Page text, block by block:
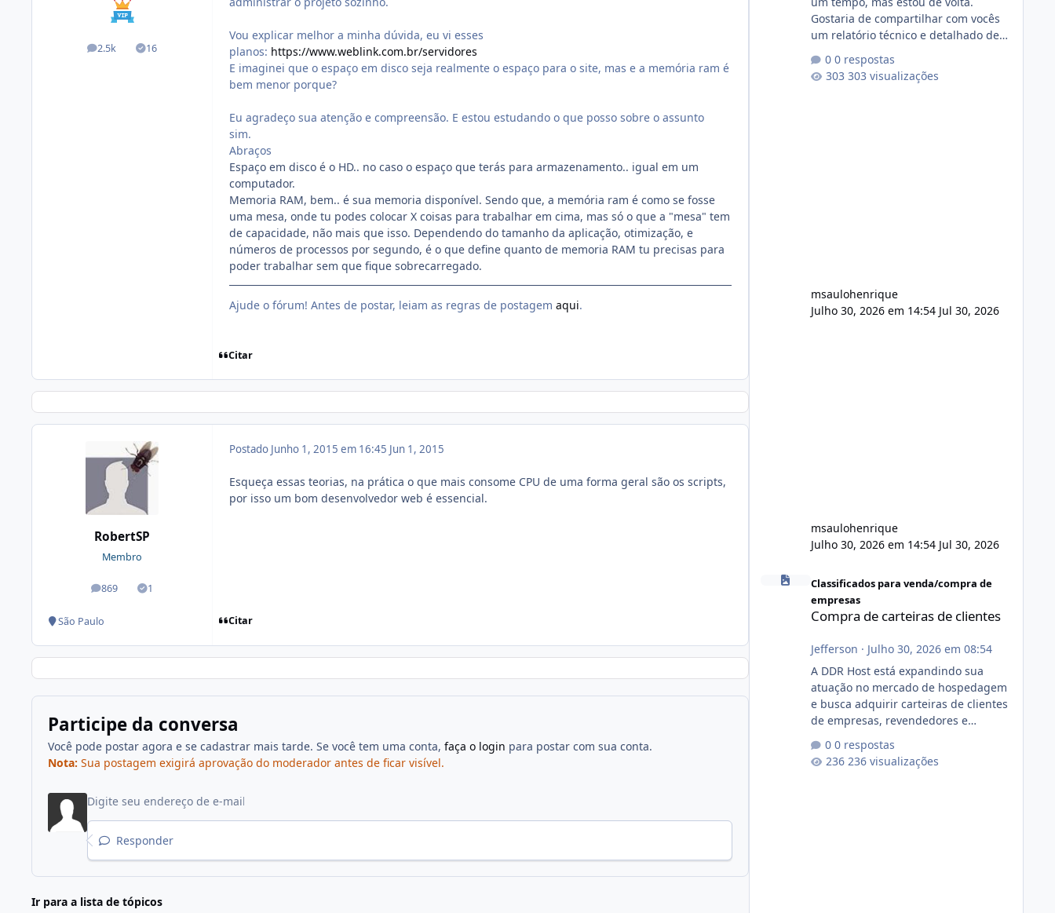
2.5k
posts 16
Soluções
Vou explicar melhor a minha dúvida, eu vi esses
planos: https://www.weblink.com.br/servidores
E imaginei que o espaço em disco seja realmente o espaço para o site, mas e a memória ram é
bem menor porque?
Eu agradeço sua atenção e compreensão. E estou estudando o que posso sobre o assunto
sim.
Abraços
Espaço em disco é o HD.. no caso o espaço que terás para armazenamento.. igual em um
computador.
Memoria RAM, bem.. é sua memoria disponível. Sendo que, a memória ram é como se fosse
uma mesa, onde tu podes colocar X coisas para trabalhar em cima, mas só o que a "mesa" tem
de capacidade, não mais que isso. Dependendo do tamanho da aplicação, otimização, e
números de processos por segundo, é o que define quanto de memoria RAM tu precisas para
poder trabalhar sem que fique sobrecarregado.
Ajude o fórum! Antes de postar, leiam as regras de postagem aqui.
Citar
RobertSP
Membro
869
posts 1
Soluções
São Paulo
Postado Junho 1, 2015 em 16:45 Jun 1, 2015
Esqueça essas teorias, na prática o que mais consome CPU de uma forma geral são os scripts,
por isso um bom desenvolvedor web é essencial.
Citar
Participe da conversa
Você pode postar agora e se cadastrar mais tarde. Se você tem uma conta, faça o login para postar com sua conta.
Nota: Sua postagem exigirá aprovação do moderador antes de ficar visível.
Responder
Ir para a lista de tópicos
Gostaria de compartilhar com vocês
um relatório técnico e detalhado de
conformidade referente
ao VOXPANEL (versão atualmente em
0 respostas
303 visualizações
msaulohenrique
Julho 30, 2026 em 14:54 Jul 30, 2026
msaulohenrique
Julho 30, 2026 em 14:54 Jul 30, 2026
Compra de carteiras de clientes
Classificados para venda/compra de
empresas
Compra de carteiras de clientes
Jefferson · Julho 30, 2026 em 08:54
A DDR Host está expandindo sua
atuação no mercado de hospedagem
e busca adquirir carteiras de clientes
de empresas, revendedores e
suas atividades ou reduzir sua
operação. Se você possui clientes
0 respostas
236 visualizações